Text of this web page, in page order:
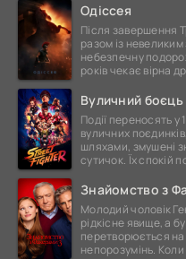
Одіссея
Після завершення
разом із
небезпечну
років чекає вірна
Вуличний боєць
Події переносять у
вуличних
шляхами, змушені
сутичок. Їх спокій
Знайомство з
Молодий чоловік
рідкісне явище, а
перетворюється на
непорозумінь.